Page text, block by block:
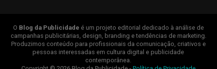
O Blog da Publicidade é um projeto editorial dedicado à análise de
campanhas publicitárias, design, branding e tendências de marketing.
Produzimos conteúdo para profissionais da comunicação, criativos e
pessoas interessadas em cultura digital e publicidade
contemporânea.